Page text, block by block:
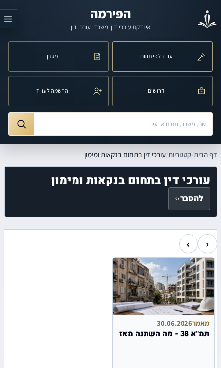
הפירמה
אינדקס עורכי דין ומשרדי עורכי דין
עו"ד לפי תחום מגזין
דרושים הרשמה לעו"ד
חיפוש לפי שם, משרד, תחום משפט או עיר
דף הבית/קטגוריות/עורכי דין בתחום בנקאות ומימון
עורכי דין בתחום בנקאות ומימון
‹‹להסבר
‹
›
מאמר30.06.2026
תמ"א 38 - מה השתנה מאז